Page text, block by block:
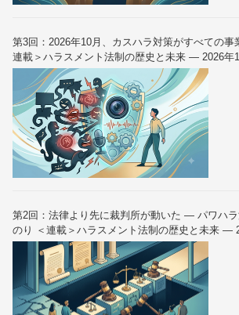
第3回：2026年10月、カスハラ対策がすべての事
連載＞ハラスメント法制の歴史と未来 — 2026年
（全6回）
第2回：法律より先に裁判所が動いた — パワハ
のり ＜連載＞ハラスメント法制の歴史と未来 —
読み解く（全6回）